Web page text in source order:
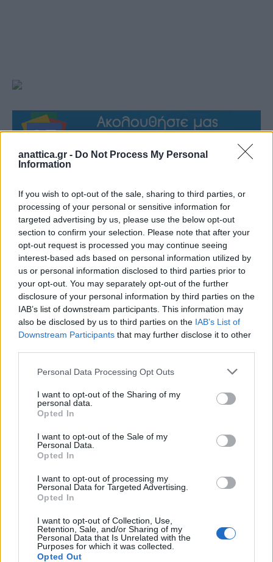
anattica.gr - Do Not Process My Personal
Information
If you wish to opt-out of the sale, sharing to third parties, or
processing of your personal or sensitive information for
targeted advertising by us, please use the below opt-out
section to confirm your selection. Please note that after your
opt-out request is processed you may continue seeing
interest-based ads based on personal information utilized by
us or personal information disclosed to third parties prior to
your opt-out. You may separately opt-out of the further
disclosure of your personal information by third parties on the
IAB’s list of downstream participants. This information may
also be disclosed by us to third parties on the IAB’s List of
Downstream Participants that may further disclose it to other
Personal Data Processing Opt Outs
I want to opt-out of the Sharing of my
personal data.
Opted In
I want to opt-out of the Sale of my
Personal Data.
Opted In
I want to opt-out of processing my
Personal Data for Targeted Advertising.
Opted In
I want to opt-out of Collection, Use,
Retention, Sale, and/or Sharing of my
Personal Data that Is Unrelated with the
Purposes for which it was collected.
Opted Out
ΤΕΛΕΥΤΑΊΑ ΝΈΑ
Μουσική βραδιά με τη Βιολέτα Ίκαρη
και τον Μανόλη Ανδρουλιδάκη στον